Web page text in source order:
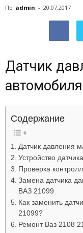
По admin - 20.07.2017
Датчик
Содержание
Датчик давления
Устройство
Проверка
Замена датчика
ВАЗ 21099
Как заменить
21099?
Ремонт Ваз 2108